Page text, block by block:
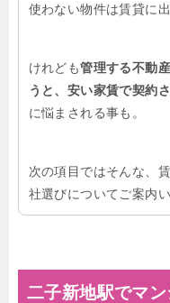
使わない物件は賃貸に
けれども管理する不動
うと、安い家賃で契約
に悩まされる事も。
次の項目ではそんな、
社選びについてご案内
二子新地駅でマ